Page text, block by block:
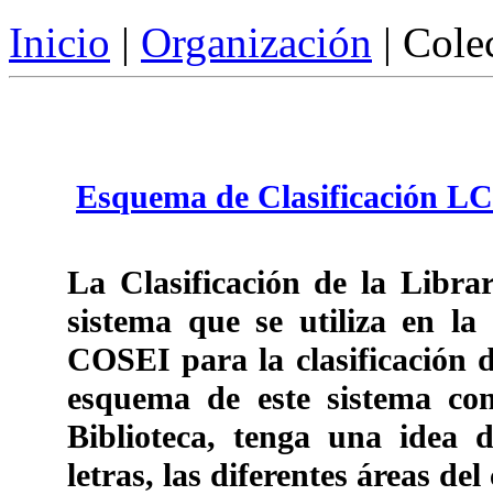
Inicio | Organización |
Esquema de Clasificación
La Clasificación de la
sistema que se utiliza en
COSEI para la clasificación
esquema de este sistema
Biblioteca, tenga una idea
letras, las diferentes áreas